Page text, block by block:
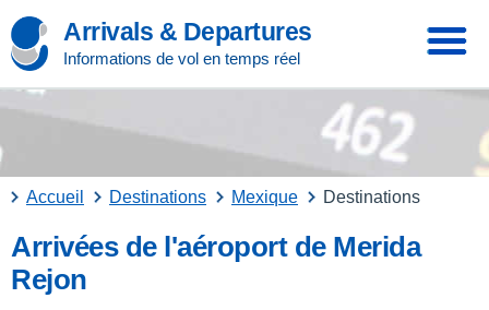
Arrivals & Departures
Informations de vol en temps réel
Accueil Destinations Mexique Destinations
Arrivées de l'aéroport de Merida
Rejon